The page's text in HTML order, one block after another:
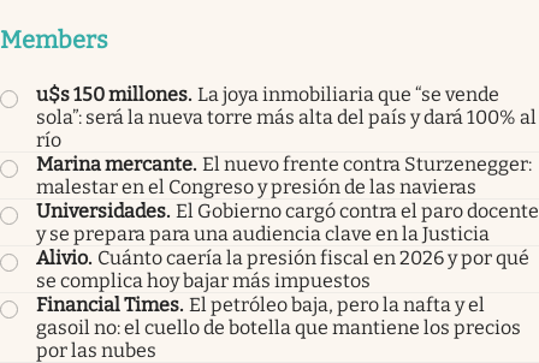
Members
u$s 150 millones. La joya inmobiliaria que “se vende
sola”: será la nueva torre más alta del país y dará 100% al
río
Marina mercante. El nuevo frente contra Sturzenegger:
malestar en el Congreso y presión de las navieras
Universidades. El Gobierno cargó contra el paro docente
y se prepara para una audiencia clave en la Justicia
Alivio. Cuánto caería la presión fiscal en 2026 y por qué
se complica hoy bajar más impuestos
Financial Times. El petróleo baja, pero la nafta y el
gasoil no: el cuello de botella que mantiene los precios
por las nubes